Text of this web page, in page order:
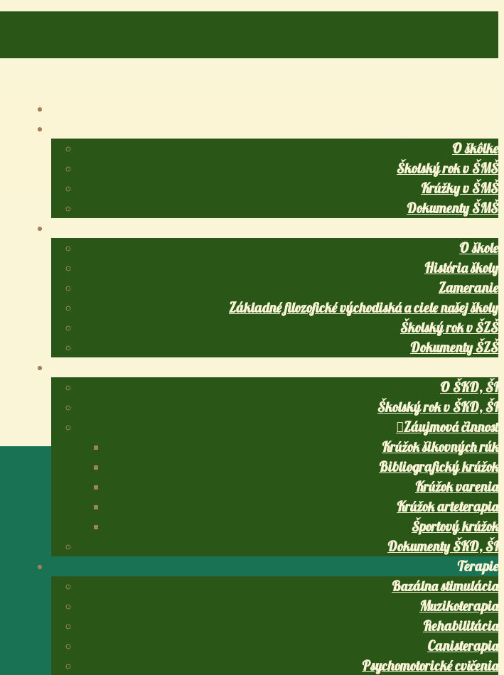
O škôlke
Školský rok v ŠMŠ
Krúžky v ŠMŠ
Dokumenty ŠMŠ
O škole
História školy
Zameranie
Základné filozofické východiská a ciele našej školy
Školský rok v ŠZŠ
Dokumenty ŠZŠ
O ŠKD, ŠI
Školský rok v ŠKD, ŠI
Záujmová činnosť
Krúžok šikovných rúk
Bibliografický krúžok
Krúžok varenia
Krúžok arteterapia
Športový krúžok
Dokumenty ŠKD, ŠI
Terapie
Bazálna stimulácia
Muzikoterapia
Rehabilitácia
Canisterapia
Psychomotorické cvičenia